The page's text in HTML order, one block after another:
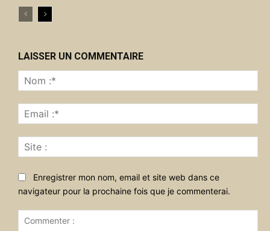
LAISSER UN COMMENTAIRE
:*
:*
:
Enregistrer mon nom, email et site web dans ce
navigateur pour la prochaine fois que je commenterai.